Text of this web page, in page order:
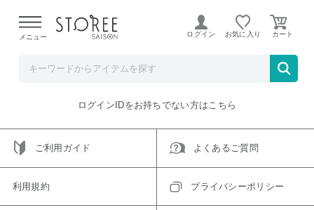
よる配送遅延が発生しております。
メニュー ログイン お気に入り
ご指定のアイテムは取り扱い終了、またはただいま取り扱い
トップへ戻る
ログインIDをお持ちでない方はこちら
ご利用ガイド よくあるご質問
利用規約 プライバシーポリシー